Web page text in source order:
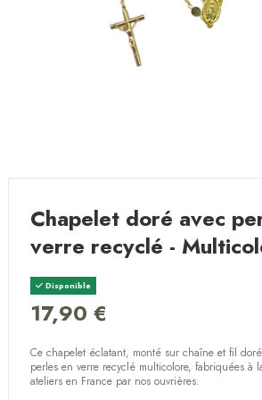
Chapelet doré avec
verre recyclé -
Disponible
17,90 €
Ce chapelet éclatant, monté sur chaîne et fil
perles en verre recyclé multicolore, fabriquées à
ateliers en France par nos ouvrières.